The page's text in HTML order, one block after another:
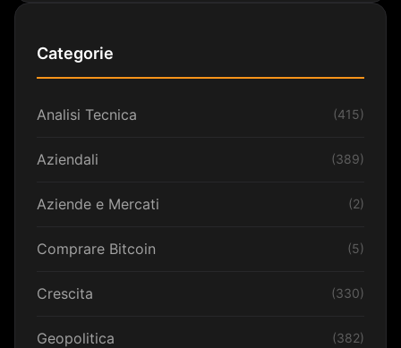
Categorie
Analisi Tecnica (415)
Aziendali (389)
Aziende e Mercati (2)
Comprare Bitcoin (5)
Crescita (330)
Geopolitica (382)